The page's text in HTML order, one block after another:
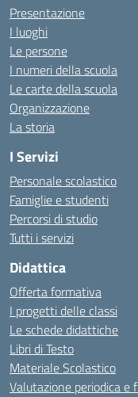
Presentazione
I luoghi
Le persone
I numeri della scuola
Le carte della scuola
Organizzazione
La storia
I Servizi
Personale scolastico
Famiglie e studenti
Percorsi di studio
Tutti i servizi
Didattica
Offerta formativa
I progetti delle classi
Le schede didattiche
Libri di Testo
Materiale Scolastico
Valutazione periodica e